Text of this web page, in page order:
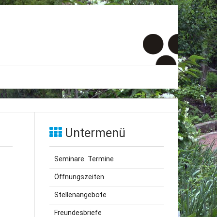
Untermenü
Seminare. Termine
Öffnungszeiten
Stellenangebote
Freundesbriefe